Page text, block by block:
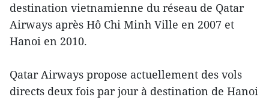
destination vietnamienne du réseau de Qatar
Airways après Hô Chi Minh Ville en 2007 et
Hanoi en 2010.
Qatar Airways propose actuellement des vols
directs deux fois par jour à destination de Hanoi